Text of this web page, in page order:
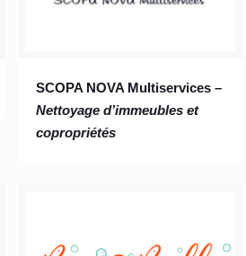
SCOPA NOVA Multiservices –
Nettoyage d’immeubles et
copropriétés